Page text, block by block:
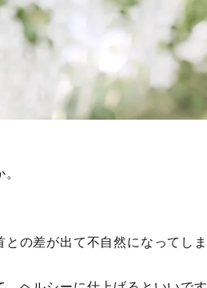
の差が出て不自然になってしま